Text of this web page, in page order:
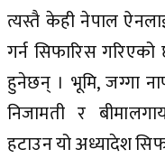
त्यस्तै केही नेपाल
गर्न सिफारिस
हुनेछन् । भूमि, जग्गा
निजामती र
हटाउन यो अध्यादेश